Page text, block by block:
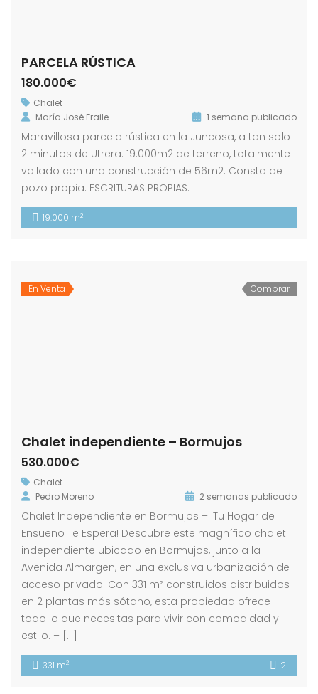
PARCELA RÚSTICA
180.000€
Chalet
María José Fraile
1 semana publicado
Maravillosa parcela rústica en la Juncosa, a tan solo
2 minutos de Utrera. 19.000m2 de terreno, totalmente
vallado con una construcción de 56m2. Consta de
pozo propia. ESCRITURAS PROPIAS.
19.000 m2
En Venta Comprar
Chalet independiente – Bormujos
530.000€
Chalet
Pedro Moreno
2 semanas publicado
Chalet Independiente en Bormujos – ¡Tu Hogar de
Ensueño Te Espera! Descubre este magnífico chalet
independiente ubicado en Bormujos, junto a la
Avenida Almargen, en una exclusiva urbanización de
acceso privado. Con 331 m² construidos distribuidos
en 2 plantas más sótano, esta propiedad ofrece
todo lo que necesitas para vivir con comodidad y
estilo. – […]
331 m2 2